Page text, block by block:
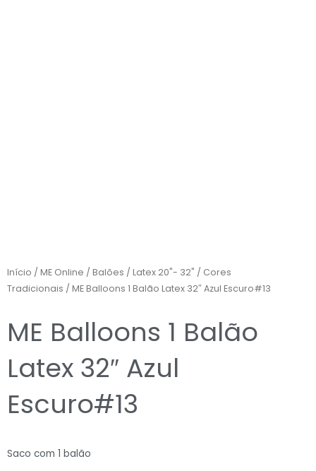
Início / ME Online / Balões / Latex 20"- 32" / Cores
Tradicionais / ME Balloons 1 Balão Latex 32″ Azul Escuro#13
ME Balloons 1 Balão
Latex 32″ Azul
Escuro#13
Saco com 1 balão